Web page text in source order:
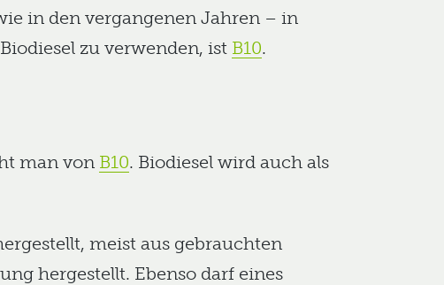
in den vergangenen Jahren – in
zu verwenden, ist B10.
man von B10. Biodiesel wird auch als
meist aus gebrauchten
hergestellt. Ebenso darf eines